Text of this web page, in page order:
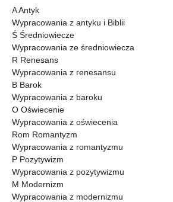
A Antyk
Wypracowania z antyku i Biblii
Ś Średniowiecze
Wypracowania ze średniowiecza
R Renesans
Wypracowania z renesansu
B Barok
Wypracowania z baroku
O Oświecenie
Wypracowania z oświecenia
Rom Romantyzm
Wypracowania z romantyzmu
P Pozytywizm
Wypracowania z pozytywizmu
M Modernizm
Wypracowania z modernizmu